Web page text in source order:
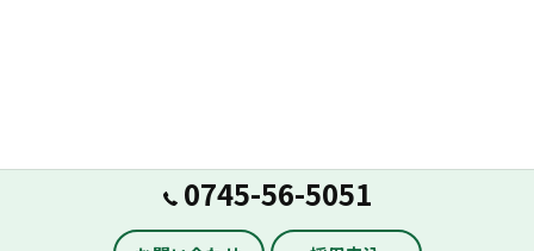
0745-56-5051